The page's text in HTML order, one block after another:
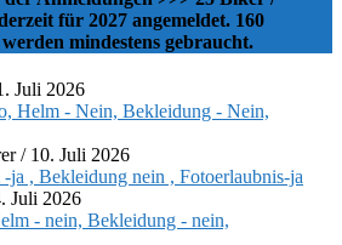
für 2027 angemeldet. 160
mindestens gebraucht.
Juli 2026
Helm - Nein, Bekleidung - Nein,
/ 10. Juli 2026
ja , Bekleidung nein , Fotoerlaubnis-ja
Juli 2026
- nein, Bekleidung - nein,